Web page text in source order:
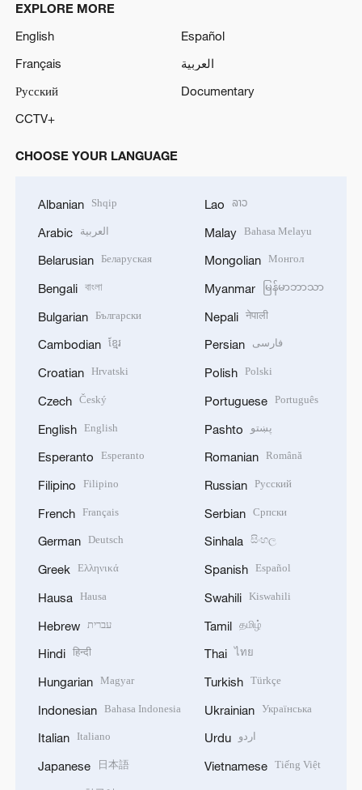
EXPLORE MORE
English
Español
Français
العربية
Русский
Documentary
CCTV+
CHOOSE YOUR LANGUAGE
Albanian Shqip
Arabic العربية
Belarusian Беларуская
Bengali বাংলা
Bulgarian Български
Cambodian ខ្មែរ
Croatian Hrvatski
Czech Český
English English
Esperanto Esperanto
Filipino Filipino
French Français
German Deutsch
Greek Ελληνικά
Hausa Hausa
Hebrew עברית
Hindi हिन्दी
Hungarian Magyar
Indonesian Bahasa Indonesia
Italian Italiano
Japanese 日本語
Lao ລາວ
Malay Bahasa Melayu
Mongolian Монгол
Myanmar မြန်မာဘာသာ
Nepali नेपाली
Persian فارسی
Polish Polski
Portuguese Português
Pashto پښتو
Romanian Română
Russian Русский
Serbian Српски
Sinhala සිංහල
Spanish Español
Swahili Kiswahili
Tamil தமிழ்
Thai ไทย
Turkish Türkçe
Ukrainian Українська
Urdu اردو
Vietnamese Tiếng Việt